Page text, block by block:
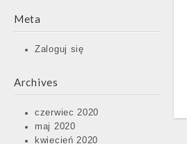
Meta
Zaloguj się
Archives
czerwiec 2020
maj 2020
kwiecień 2020